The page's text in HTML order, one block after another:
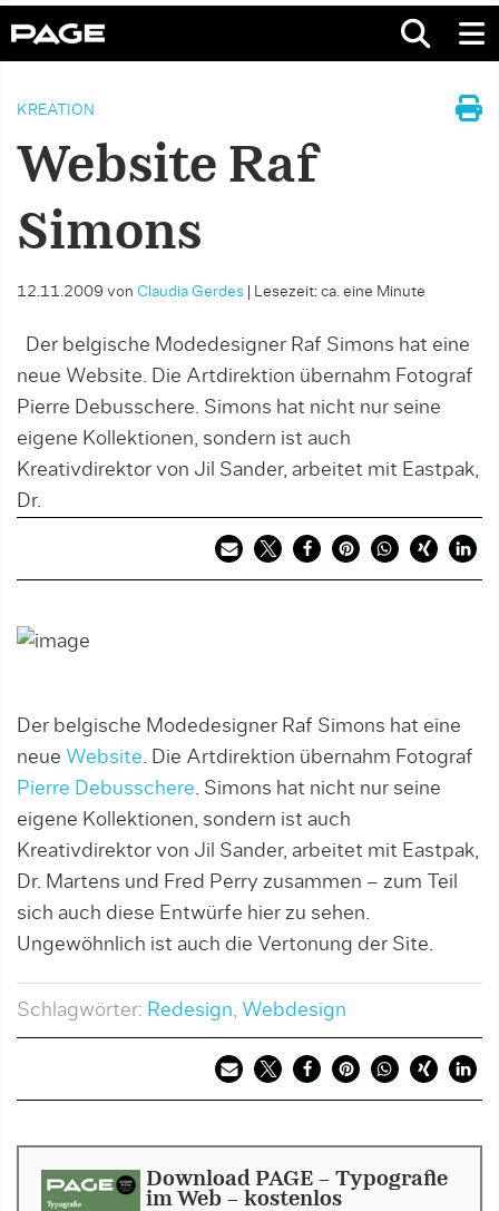
KREATION
Website Raf
Simons
12.11.2009 von Claudia Gerdes Lesezeit: ca. eine Minute
Der belgische Modedesigner Raf Simons hat eine
neue Website. Die Artdirektion übernahm Fotograf
Pierre Debusschere. Simons hat nicht nur seine
eigene Kollektionen, sondern ist auch
Kreativdirektor von Jil Sander, arbeitet mit Eastpak,
Dr.
Der belgische Modedesigner Raf Simons hat eine
neue Website . Die Artdirektion übernahm Fotograf
Pierre Debusschere . Simons hat nicht nur seine
eigene Kollektionen, sondern ist auch
Kreativdirektor von Jil Sander, arbeitet mit Eastpak,
Dr. Martens und Fred Perry zusammen – zum Teil
sich auch diese Entwürfe hier zu sehen.
Ungewöhnlich ist auch die Vertonung der Site.
Schlagwörter: Redesign Webdesign
Download PAGE - Typografie
im Web - kostenlos